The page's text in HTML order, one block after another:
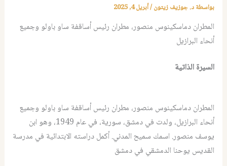
بواسطةد. جوزيف زيتون/أبريل 4, 2025
المطران دماسكينوس منصور، مطران رئيس أساقفة ساو باولو وجميع
أنحاء البرازيل
السيرة الذاتية
المطران دماسكينوس منصور، مطران رئيس أساقفة ساو باولو وجميع
أنحاء البرازيل، ولدت في دمشق، سورية، في عام 1949، وهو ابن
يوسف منصور. اسمك سميح المدني. أكمل دراسته الابتدائية في مدرسة
القديس يوحنا الدمشقي في دمشق